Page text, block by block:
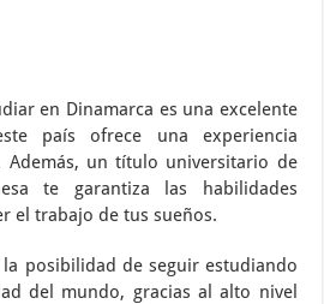
en Dinamarca es una excelente
país ofrece una experiencia
Además, un título universitario de
te garantiza las habilidades
el trabajo de tus sueños.
posibilidad de seguir estudiando
del mundo, gracias al alto nivel